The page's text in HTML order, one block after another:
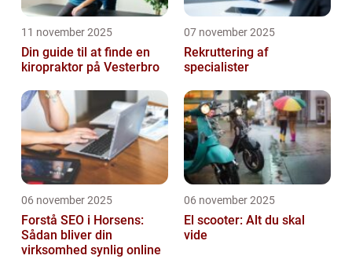
11 november 2025
Din guide til at finde en
kiropraktor på Vesterbro
07 november 2025
Rekruttering af
specialister
06 november 2025
Forstå SEO i Horsens:
Sådan bliver din
virksomhed synlig online
06 november 2025
El scooter: Alt du skal
vide